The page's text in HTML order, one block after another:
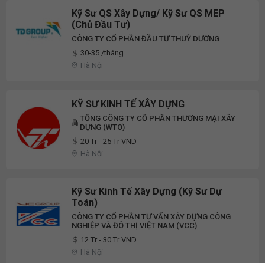
Kỹ Sư QS Xây Dựng/ Kỹ Sư QS MEP
(Chủ Đầu Tư)
CÔNG TY CỔ PHẦN ĐẦU TƯ THUỲ DƯƠNG
30-35 /tháng
Hà Nội
KỸ SƯ KINH TẾ XÂY DỰNG
TỔNG CÔNG TY CỔ PHẦN THƯƠNG MẠI XÂY
DỰNG (WTO)
20 Tr - 25 Tr VND
Hà Nội
Kỹ Sư Kinh Tế Xây Dựng (Kỹ Sư Dự
Toán)
CÔNG TY CỔ PHẦN TƯ VẤN XÂY DỰNG CÔNG
NGHIỆP VÀ ĐÔ THỊ VIỆT NAM (VCC)
12 Tr - 30 Tr VND
Hà Nội